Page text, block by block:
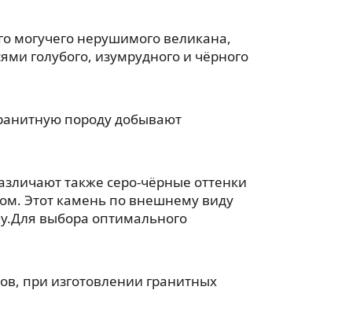
могучего нерушимого великана,
голубого, изумрудного и чёрного
породу добывают
также серо-чёрные оттенки
Этот камень по внешнему виду
выбора оптимального
при изготовлении гранитных